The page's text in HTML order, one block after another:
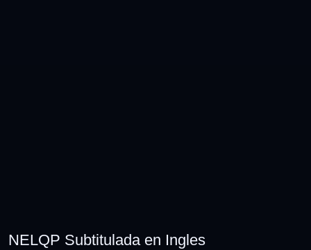
NELQP Subtitulada en Ingles